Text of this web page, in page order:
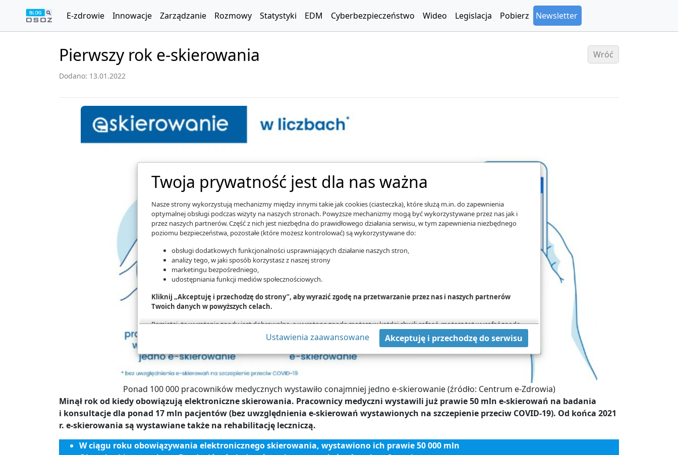
E-zdrowie Innowacje Zarządzanie Rozmowy Statystyki EDM Cyberbezpieczeństwo Wideo Legislacja Pobierz Newsletter
Pierwszy rok e-skierowania
Dodano: 13.01.2022
Wróć
Ponad 100 000 pracowników medycznych wystawiło conajmniej jedno e-skierowanie (źródło: Centrum e-Zdrowia)
Minął rok od kiedy obowiązują elektroniczne skierowania. Pracownicy medyczni wystawili już prawie 50 mln e-skierowań na badania
i konsultacje dla ponad 17 mln pacjentów (bez uwzględnienia e-skierowań wystawionych na szczepienie przeciw COVID-19). Od końca 2021
r. e-skierowania są wystawiane także na rehabilitację leczniczą.
W ciągu roku obowiązywania elektronicznego skierowania, wystawiono ich prawie 50 000 mln
Twoja prywatność jest dla nas ważna
Nasze strony wykorzystują mechanizmy między innymi takie jak cookies (ciasteczka), które służą m.in. do zapewnienia
optymalnej obsługi podczas wizyty na naszych stronach. Powyższe mechanizmy mogą być wykorzystywane przez nas jak i
przez naszych partnerów. Część z nich jest niezbędna do prawidłowego działania serwisu, w tym zapewnienia niezbędnego
poziomu bezpieczeństwa, pozostałe (które możesz kontrolować) są wykorzystywane do:
obsługi dodatkowych funkcjonalności usprawniających działanie naszych stron,
analizy tego, w jaki sposób korzystasz z naszej strony
marketingu bezpośredniego,
udostępniania funkcji mediów społecznościowych.
Kliknij „Akceptuję i przechodzę do strony”, aby wyrazić zgodę na przetwarzanie przez nas i naszych partnerów
Twoich danych w powyższych celach.
Pamiętaj, że wyrażenie zgody jest dobrowolne, a wyrażoną zgodę możesz w każdej chwili cofnąć, możesz też wycofać zgodę
na przetwarzanie Twoich danych tylko w niektórych celach. Jeżeli chcesz dowiedzieć się więcej lub chcesz przeprowadzić
konfigurację szczegółową - możesz tego dokonać za pomocą „Ustawień zaawansowanych”.
Więcej informacji na temat wykorzystywania narzędzi zewnętrznych na naszych stronach znajdziesz wPolityce cookies.
Ustawienia zaawansowane Akceptuję i przechodzę do serwisu